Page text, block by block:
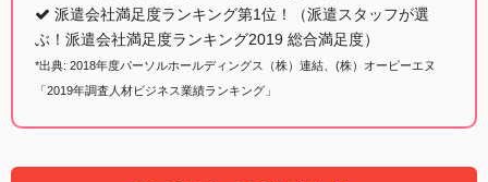
派遣会社満足度ランキング第1位！（派遣スタッフが選
ぶ！派遣会社満足度ランキング2019 総合満足度）
*出典: 2018年度パーソルホールディングス（株）連結、(株）オーピーエヌ
「2019年調査人材ビジネス業績ランキング」